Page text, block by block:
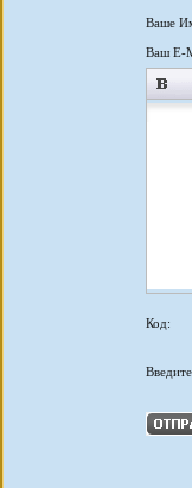
Ваше
Ваш E-
Код: